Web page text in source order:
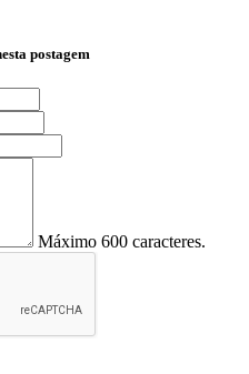
postagem
Máximo 600 caracteres.